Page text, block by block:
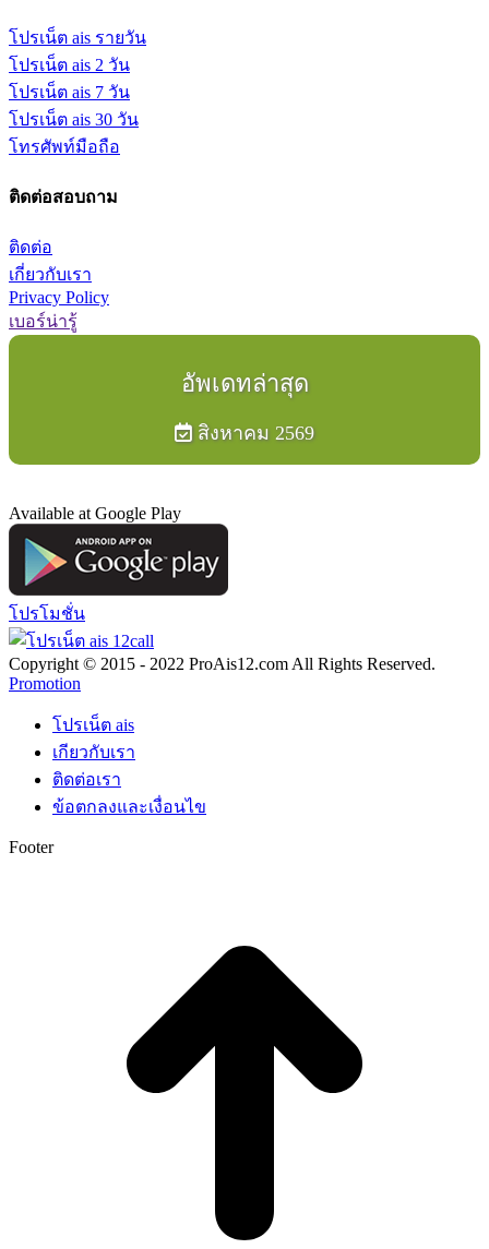
โปรเน็ต ais รายวัน
โปรเน็ต ais 2 วัน
โปรเน็ต ais 7 วัน
โปรเน็ต ais 30 วัน
โทรศัพท์มือถือ
ติดต่อสอบถาม
ติดต่อ
เกี่ยวกับเรา
Privacy Policy
เบอร์น่ารู้
อัพเดทล่าสุด
สิงหาคม 2569
Available at Google Play
โปรโมชั่น
Copyright © 2015 - 2022 ProAis12.com All Rights Reserved.
Promotion
โปรเน็ต ais
เกียวกับเรา
ติดต่อเรา
ข้อตกลงและเงื่อนไข
Footer